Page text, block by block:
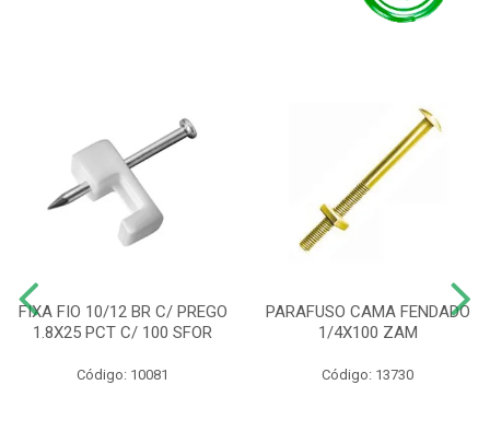
FIXA FIO 10/12 BR C/ PREGO
1.8X25 PCT C/ 100 SFOR
Código: 10081
PARAFUSO CAMA FENDADO
1/4X100 ZAM
Código: 13730